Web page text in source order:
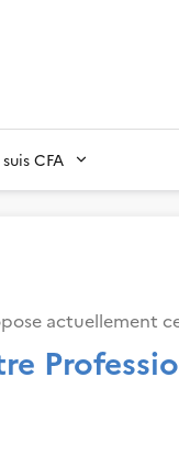
suis CFA
actuellement